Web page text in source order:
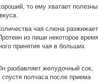
то ему хватает
чая слюна
из пиши некоторое время
принятия чая в больших
разбавляет желудочный сок,
полчаса после приема